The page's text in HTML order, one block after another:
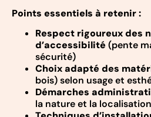
Points essentiels à retenir :
Respect rigoureux des
d’accessibilité (pente
sécurité)
Choix adapté des
bois) selon usage et
Démarches
la nature et la